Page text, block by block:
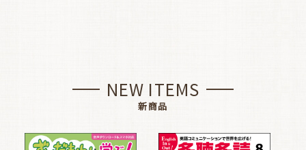
NEW ITEMS
新商品